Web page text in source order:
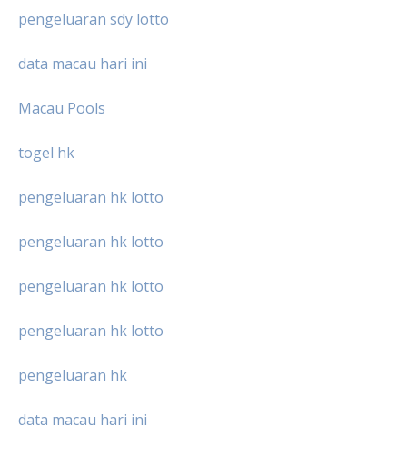
pengeluaran sdy lotto
data macau hari ini
Macau Pools
togel hk
pengeluaran hk lotto
pengeluaran hk lotto
pengeluaran hk lotto
pengeluaran hk lotto
pengeluaran hk
data macau hari ini